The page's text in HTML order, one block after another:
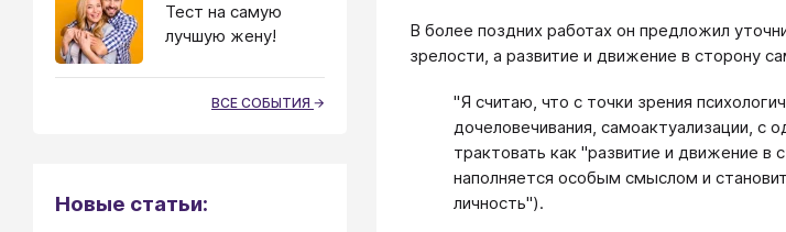
В более поздних работах он предложил
зрелости, а развитие и движение в сторону
"Я считаю, что с точки зрения
дочеловечивания, самоактуализации, с
трактовать как "развитие и движение в
наполняется особым смыслом и
личность").
Тест на самую
лучшую жену!
ВСЕ СОБЫТИЯ
Новые статьи: